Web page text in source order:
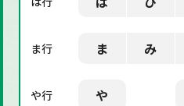
ま行 ま み
や行 や